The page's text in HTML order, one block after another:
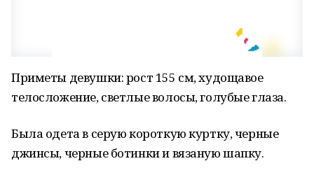
Приметы девушки: рост 155 см, худощавое
телосложение, светлые волосы, голубые глаза.
Была одета в серую короткую куртку, черные
джинсы, черные ботинки и вязаную шапку.